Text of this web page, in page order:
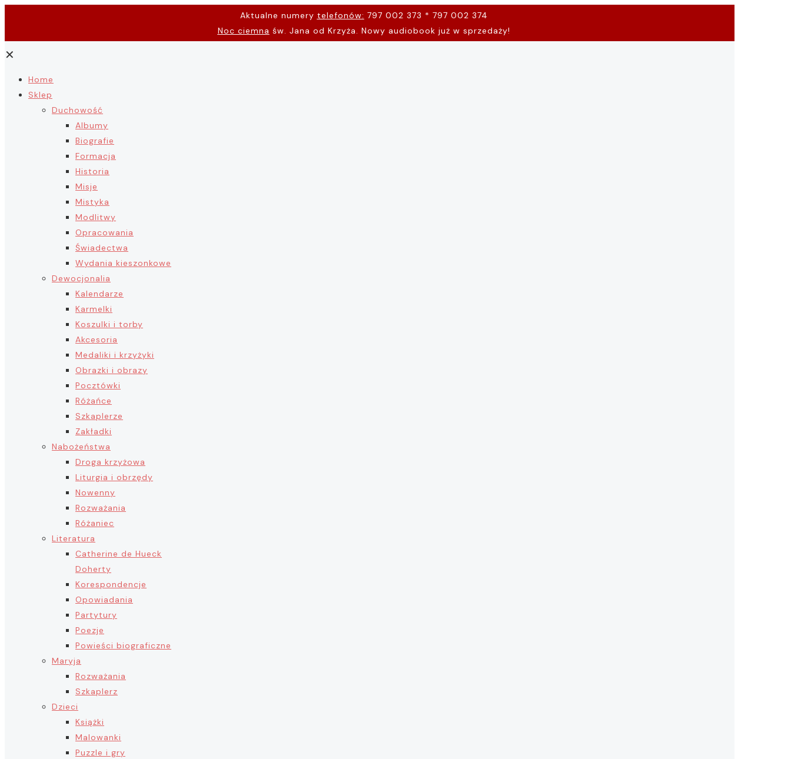
Aktualne numery telefonów: 797 002 373 * 797 002 374
Noc ciemna św. Jana od Krzyża. Nowy audiobook już w sprzedaży!
✕
Home
Sklep
Duchowość
Albumy
Biografie
Formacja
Historia
Misje
Mistyka
Modlitwy
Opracowania
Świadectwa
Wydania kieszonkowe
Dewocjonalia
Kalendarze
Karmelki
Koszulki i torby
Akcesoria
Medaliki i krzyżyki
Obrazki i obrazy
Pocztówki
Różańce
Szkaplerze
Zakładki
Nabożeństwa
Droga krzyżowa
Liturgia i obrzędy
Nowenny
Rozważania
Różaniec
Literatura
Catherine de Hueck
Doherty
Korespondencje
Opowiadania
Partytury
Poezje
Powieści biograficzne
Maryja
Rozważania
Szkaplerz
Dzieci
Książki
Malowanki
Puzzle i gry